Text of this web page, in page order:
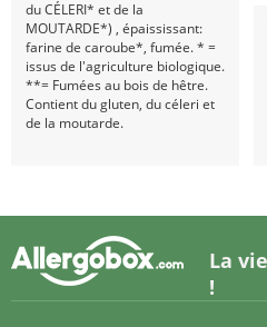
du CÉLERI* et de la
MOUTARDE*) , épaississant:
farine de caroube*, fumée. * =
issus de l'agriculture biologique.
**= Fumées au bois de hêtre.
Contient du gluten, du céleri et
de la moutarde.
La
!